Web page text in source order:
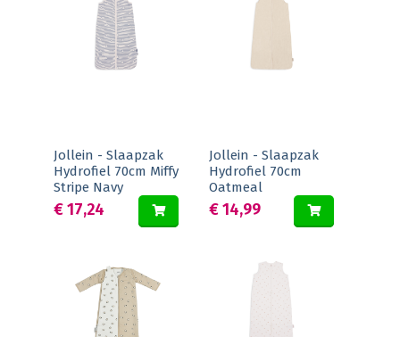
Jollein - Slaapzak
Hydrofiel 70cm Miffy
Stripe Navy
€ 17,24
Jollein - Slaapzak
Hydrofiel 70cm
Oatmeal
€ 14,99